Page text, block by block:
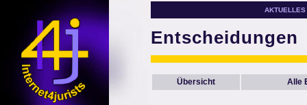
AKTUELLES
Entscheidungen
Übersicht Alle